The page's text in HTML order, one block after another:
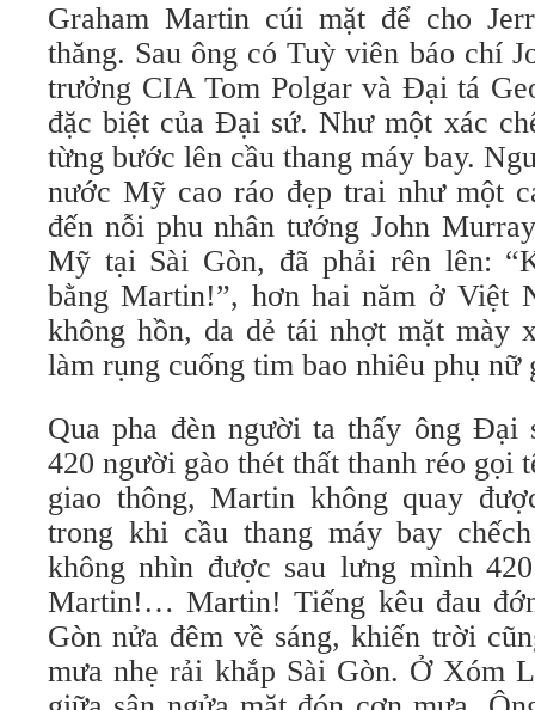
Graham Martin cúi mặt để cho
thăng. Sau ông có Tuỳ viên báo chí
trưởng CIA Tom Polgar và Đại tá
đặc biệt của Đại sứ. Như một xác
từng bước lên cầu thang máy bay.
nước Mỹ cao ráo đẹp trai như một
đến nỗi phu nhân tướng John
Mỹ tại Sài Gòn, đã phải rên lên:
bằng Martin!”, hơn hai năm ở Việt
không hồn, da dẻ tái nhợt mặt mày
làm rụng cuống tim bao nhiêu phụ
Qua pha đèn người ta thấy ông Đại
420 người gào thét thất thanh réo gọi
giao thông, Martin không quay
trong khi cầu thang máy bay
không nhìn được sau lưng mình
Martin!… Martin! Tiếng kêu đau
Gòn nửa đêm về sáng, khiến trời
mưa nhẹ rải khắp Sài Gòn. Ở Xóm